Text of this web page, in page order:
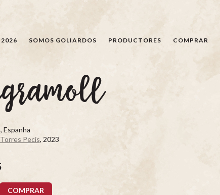
SOMOS GOLIARDOS PRODUCTORES COMPRAR
Espanha
Pecis, 2023
COMPRAR